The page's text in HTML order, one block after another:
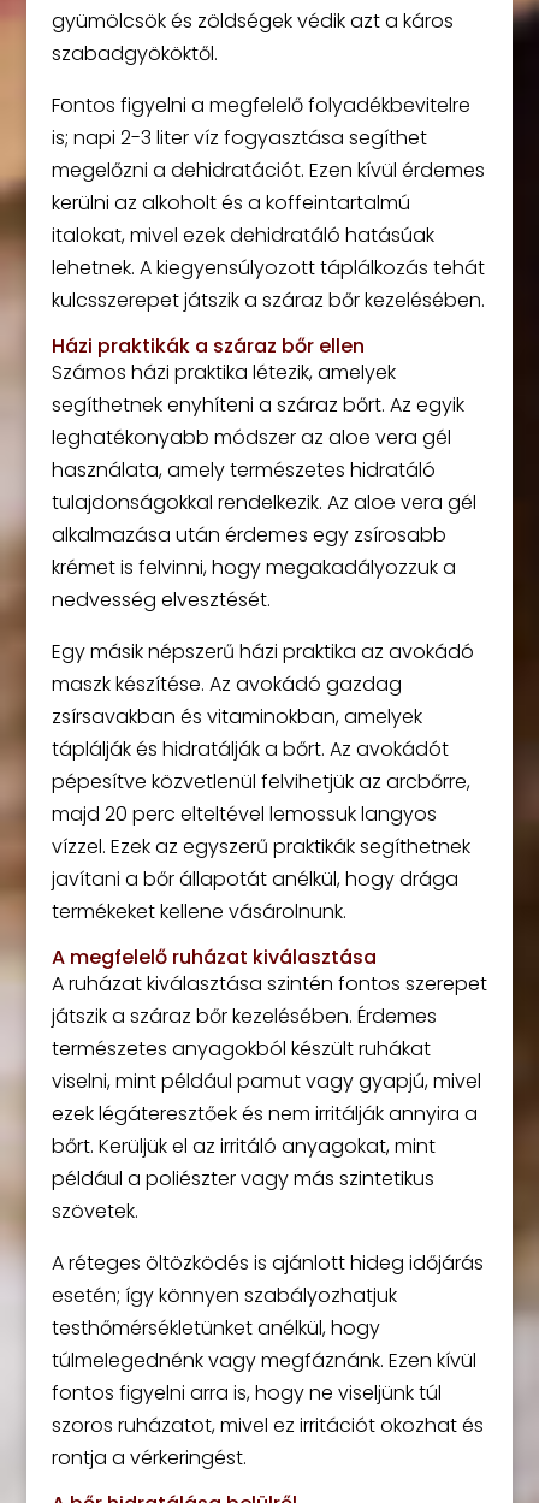
gyümölcsök és zöldségek védik azt a káros
szabadgyököktől.
Fontos figyelni a megfelelő folyadékbevitelre
is; napi 2-3 liter víz fogyasztása segíthet
megelőzni a dehidratációt. Ezen kívül érdemes
kerülni az alkoholt és a koffeintartalmú
italokat, mivel ezek dehidratáló hatásúak
lehetnek. A kiegyensúlyozott táplálkozás tehát
kulcsszerepet játszik a száraz bőr kezelésében.
Házi praktikák a száraz bőr ellen
Számos házi praktika létezik, amelyek
segíthetnek enyhíteni a száraz bőrt. Az egyik
leghatékonyabb módszer az aloe vera gél
használata, amely természetes hidratáló
tulajdonságokkal rendelkezik. Az aloe vera gél
alkalmazása után érdemes egy zsírosabb
krémet is felvinni, hogy megakadályozzuk a
nedvesség elvesztését.
Egy másik népszerű házi praktika az avokádó
maszk készítése. Az avokádó gazdag
zsírsavakban és vitaminokban, amelyek
táplálják és hidratálják a bőrt. Az avokádót
pépesítve közvetlenül felvihetjük az arcbőrre,
majd 20 perc elteltével lemossuk langyos
vízzel. Ezek az egyszerű praktikák segíthetnek
javítani a bőr állapotát anélkül, hogy drága
termékeket kellene vásárolnunk.
A megfelelő ruházat kiválasztása
A ruházat kiválasztása szintén fontos szerepet
játszik a száraz bőr kezelésében. Érdemes
természetes anyagokból készült ruhákat
viselni, mint például pamut vagy gyapjú, mivel
ezek légáteresztőek és nem irritálják annyira a
bőrt. Kerüljük el az irritáló anyagokat, mint
például a poliészter vagy más szintetikus
szövetek.
A réteges öltözködés is ajánlott hideg időjárás
esetén; így könnyen szabályozhatjuk
testhőmérsékletünket anélkül, hogy
túlmelegednénk vagy megfáznánk. Ezen kívül
fontos figyelni arra is, hogy ne viseljünk túl
szoros ruházatot, mivel ez irritációt okozhat és
rontja a vérkeringést.